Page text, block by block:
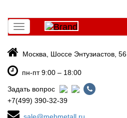
Toggle
navigation
Москва, Шоссе Энтузиастов, 56
пн-пт 9:00 – 18:00
Задать вопрос
+7(499) 390-32-39